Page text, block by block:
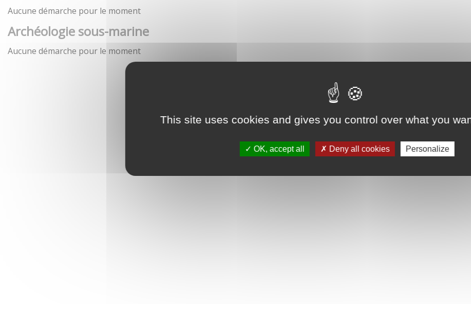
This site uses cookies and gives you control over what you
OK, accept all Deny all cookies Personalize
Aucune démarche pour le moment
Archéologie sous-marine
Aucune démarche pour le moment